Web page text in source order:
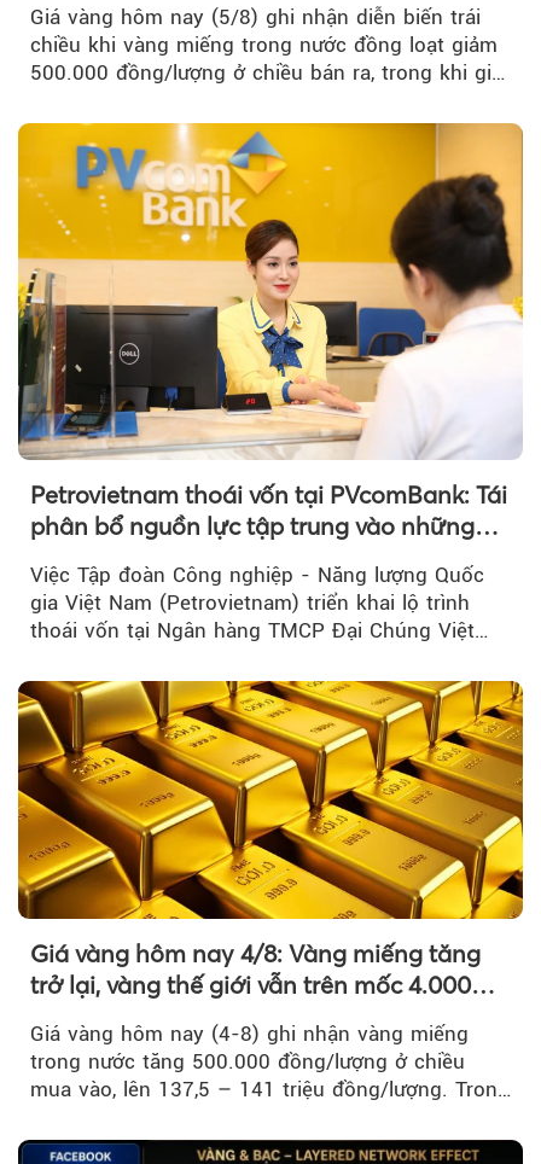
Giá vàng hôm nay (5/8) ghi nhận diễn biến trái
chiều khi vàng miếng trong nước đồng loạt giảm
500.000 đồng/lượng ở chiều bán ra, trong khi giá
thương hiệu.
Petrovietnam thoái vốn tại PVcomBank: Tái
phân bổ nguồn lực tập trung vào những
Việc Tập đoàn Công nghiệp - Năng lượng Quốc
gia Việt Nam (Petrovietnam) triển khai lộ trình
thoái vốn tại Ngân hàng TMCP Đại Chúng Việt
Giá vàng hôm nay 4/8: Vàng miếng tăng
trở lại, vàng thế giới vẫn trên mốc 4.000
Giá vàng hôm nay (4-8) ghi nhận vàng miếng
trong nước tăng 500.000 đồng/lượng ở chiều
mua vào, lên 137,5 – 141 triệu đồng/lượng. Trong
trì trên ngưỡng 4.000 USD/ounce.